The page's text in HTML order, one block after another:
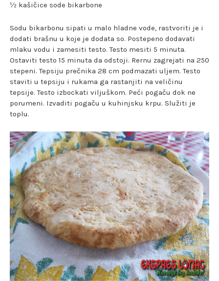
½ kašičice sode bikarbone
Sodu bikarbonu sipati u malo hladne vode, rastvoriti je i
dodati brašnu u koje je dodata so. Postepeno dodavati
mlaku vodu i zamesiti testo. Testo mesiti 5 minuta.
Ostaviti testo 15 minuta da odstoji. Rernu zagrejati na 250
stepeni. Tepsiju prečnika 28 cm podmazati uljem. Testo
staviti u tepsiju i rukama ga rastanjiti na veličinu
tepsije. Testo izbockati viljuškom. Peći pogaču dok ne
porumeni. Izvaditi pogaču u kuhinjsku krpu. Služiti je
toplu.